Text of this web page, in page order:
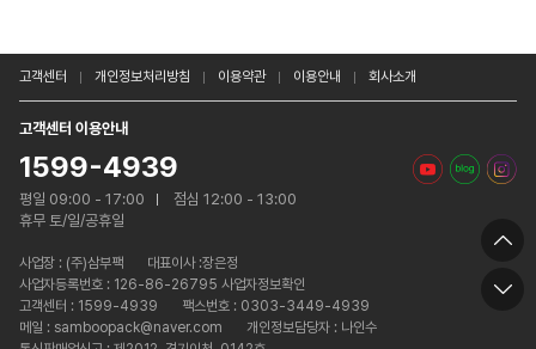
고객센터 개인정보처리방침 이용약관 이용안내 회사소개
고객센터 이용안내
1599-4939
평일 09:00 - 17:00
점심 12:00 - 13:00
휴무 토/일/공휴일
사업장 : (주)삼부팩
대표이사 :장은정
사업자등록번호 : 126-86-26795 사업자정보확인
고객센터 : 1599-4939
팩스번호 : 0303-3449-4939
메일 : samboopack@naver.com
개인정보담당자 : 나인수